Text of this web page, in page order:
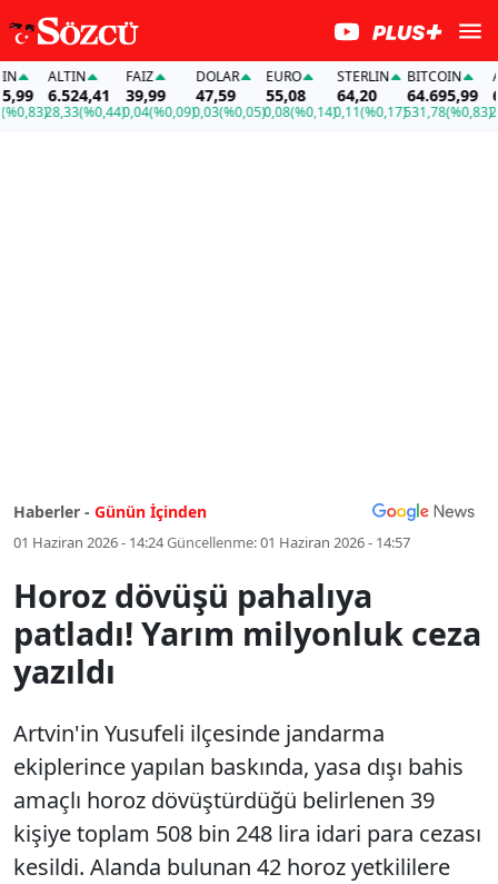
ALTIN
6.524,41
28,33(%0,44)
FAİZ
39,99
0,04(%0,09)
DOLAR
47,59
0,03(%0,05)
EURO
55,08
0,08(%0,14)
STERLIN
64,20
0,11(%0,17)
BITCOIN
64.695,99
531,78(%0,83)
Haberler - Günün İçinden
01 Haziran 2026 - 14:24Güncellenme:01 Haziran 2026 - 14:57
Horoz dövüşü pahalıya
patladı! Yarım milyonluk ceza
yazıldı
Artvin'in Yusufeli ilçesinde jandarma
ekiplerince yapılan baskında, yasa dışı bahis
amaçlı horoz dövüştürdüğü belirlenen 39
kişiye toplam 508 bin 248 lira idari para cezası
kesildi. Alanda bulunan 42 horoz yetkililere